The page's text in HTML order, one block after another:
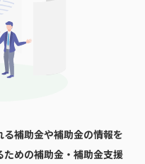
る補助金や補助金の情報を
めの補助金・補助金支援